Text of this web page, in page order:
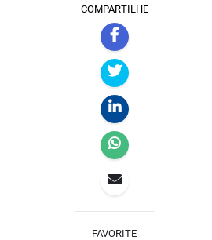
COMPARTILHE
FAVORITE